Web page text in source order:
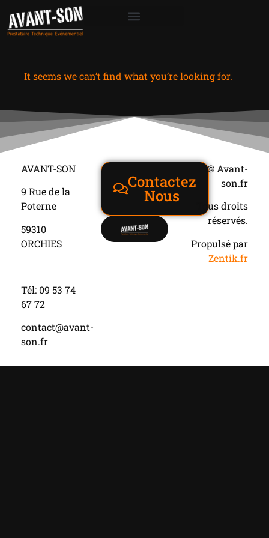
It seems we can’t find what you’re looking for.
AVANT-SON
9 Rue de la
Poterne
59310
ORCHIES
Tél: 09 53 74
67 72
contact@avant-
son.fr
Contactez
Nous
© Avant-
son.fr
Tous droits
réservés.
Propulsé par
Zentik.fr